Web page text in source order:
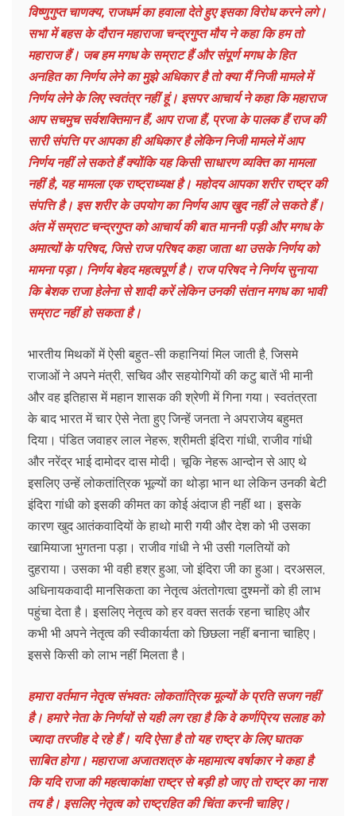
विष्णुगुप्त चाणक्य, राजधर्म का हवाला देते हुए इसका विरोध करने लगे।
सभा में बहस के दौरान महाराजा चन्द्रगुप्त मौय ने कहा कि हम तो
महाराज हैं। जब हम मगध के सम्राट हैं और संपूर्ण मगध के हित
अनहित का निर्णय लेने का मुझे अधिकार है तो क्या मैं निजी मामले में
निर्णय लेने के लिए स्वतंत्र नहीं हूं। इसपर आचार्य ने कहा कि महाराज
आप सचमुच सर्वशक्तिमान हैं, आप राजा हैं, प्रजा के पालक हैं राज की
सारी संपत्ति पर आपका ही अधिकार है लेकिन निजी मामले में आप
निर्णय नहीं ले सकते हैं क्योंकि यह किसी साधारण व्यक्ति का मामला
नहीं है, यह मामला एक राष्ट्राध्यक्ष है। महोदय आपका शरीर राष्ट्र की
संपत्ति है। इस शरीर के उपयोग का निर्णय आप खुद नहीं ले सकते हैं।
अंत में सम्राट चन्द्रगुप्त को आचार्य की बात माननी पड़ी और मगध के
अमात्यों के परिषद, जिसे राज परिषद कहा जाता था उसके निर्णय को
मामना पड़ा। निर्णय बेहद महत्वपूर्ण है। राज परिषद ने निर्णय सुनाया
कि बेशक राजा हेलेना से शादी करें लेकिन उनकी संतान मगध का भावी
सम्राट नहीं हो सकता है।
भारतीय मिथकों में ऐसी बहुत-सी कहानियां मिल जाती है, जिसमे
राजाओं ने अपने मंत्री, सचिव और सहयोगियों की कटु बातें भी मानी
और वह इतिहास में महान शासक की श्रेणी में गिना गया। स्वतंत्रता
के बाद भारत में चार ऐसे नेता हुए जिन्हें जनता ने अपराजेय बहुमत
दिया। पंडित जवाहर लाल नेहरू, श्रीमती इंदिरा गांधी, राजीव गांधी
और नरेंद्र भाई दामोदर दास मोदी। चूकि नेहरू आन्दोन से आए थे
इसलिए उन्हें लोकतांत्रिक भूल्यों का थोड़ा भान था लेकिन उनकी बेटी
इंदिरा गांधी को इसकी कीमत का कोई अंदाज ही नहीं था। इसके
कारण खुद आतंकवादियों के हाथो मारी गयी और देश को भी उसका
खामियाजा भुगतना पड़ा। राजीव गांधी ने भी उसी गलतियों को
दुहराया। उसका भी वही हश्र हुआ, जो इंदिरा जी का हुआ। दरअसल,
अधिनायकवादी मानसिकता का नेतृत्व अंततोगत्वा दुश्मनों को ही लाभ
पहुंचा देता है। इसलिए नेतृत्व को हर वक्त सतर्क रहना चाहिए और
कभी भी अपने नेतृत्व की स्वीकार्यता को छिछला नहीं बनाना चाहिए।
इससे किसी को लाभ नहीं मिलता है।
हमारा वर्तमान नेतृत्व संभवतः लोकतांत्रिक मूल्यों के प्रति सजग नहीं
है। हमारे नेता के निर्णयों से यही लग रहा है कि वे कर्णप्रिय सलाह को
ज्यादा तरजीह दे रहे हैं। यदि ऐसा है तो यह राष्ट्र के लिए घातक
साबित होगा। महाराजा अजातशत्रु के महामात्य वर्षाकार ने कहा है
कि यदि राजा की महत्वाकांक्षा राष्ट्र से बड़ी हो जाए तो राष्ट्र का नाश
तय है। इसलिए नेतृत्व को राष्ट्रहित की चिंता करनी चाहिए।